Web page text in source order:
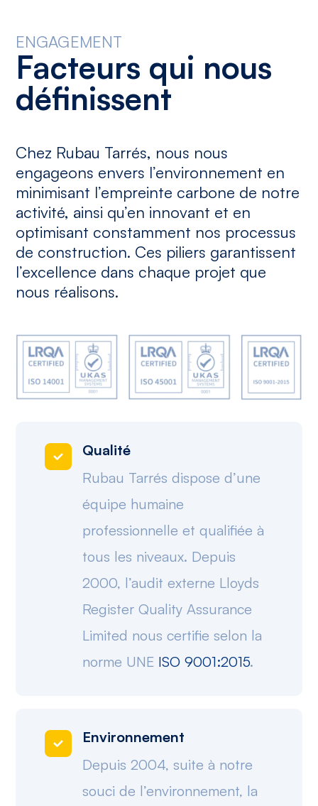
ENGAGEMENT
Facteurs qui nous
définissent
Chez Rubau Tarrés, nous nous
engageons envers l’environnement en
minimisant l’empreinte carbone de notre
activité, ainsi qu’en innovant et en
optimisant constamment nos processus
de construction. Ces piliers garantissent
l’excellence dans chaque projet que
nous réalisons.
Qualité
Rubau Tarrés dispose d’une
équipe humaine
professionnelle et qualifiée à
tous les niveaux. Depuis
2000, l’audit externe Lloyds
Register Quality Assurance
Limited nous certifie selon la
norme UNEISO 9001:2015.
Environnement
Depuis 2004, suite à notre
souci de l’environnement, la